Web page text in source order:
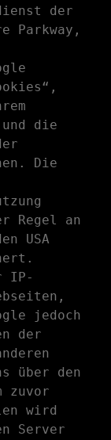
der
Parkway,
und die
Die
Regel an
USA
IP-
jedoch
der
über den
zuvor
wird
Server